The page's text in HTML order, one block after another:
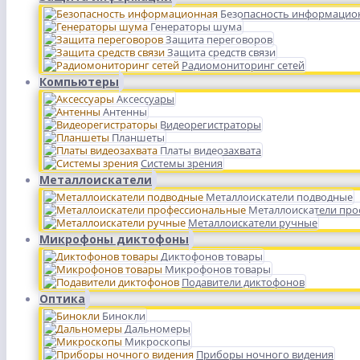
Безопасность
Генераторы шума
Защита переговоров
Защита средств связи
Радиомониторинг сетей
Компьютеры
Аксессуары
Антенны
Видеорегистраторы
Планшеты
Платы видеозахвата
Системы зрения
Металлоискатели
Металлоискатели подводные
Металлоискатели
Металлоискатели ручные
Микрофоны диктофоны
Диктофонов товары
Микрофонов товары
Подавители диктофонов
Оптика
Бинокли
Дальномеры
Микроскопы
Приборы ночного видения